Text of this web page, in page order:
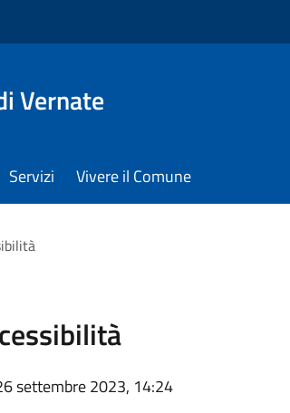
Vernate
Servizi Vivere il Comune
settembre 2023, 14:24